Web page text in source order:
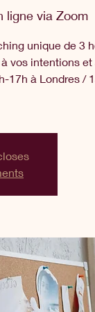
ligne via Zoom
unique de 3
vos intentions
17h à Londres /